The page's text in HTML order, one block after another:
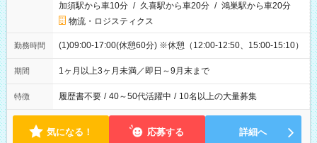
加須駅から車10分 / 久喜駅から車20分 / 鴻巣駅から車20分
物流・ロジスティクス
勤務時間 (1)09:00-17:00(休憩60分) ※休憩（12:00-12:50、15:00-15:10）
期間 1ヶ月以上3ヶ月未満／即日～9月末まで
特徴 履歴書不要 / 40～50代活躍中 / 10名以上の大量募集
気になる！ 応募する 詳細へ